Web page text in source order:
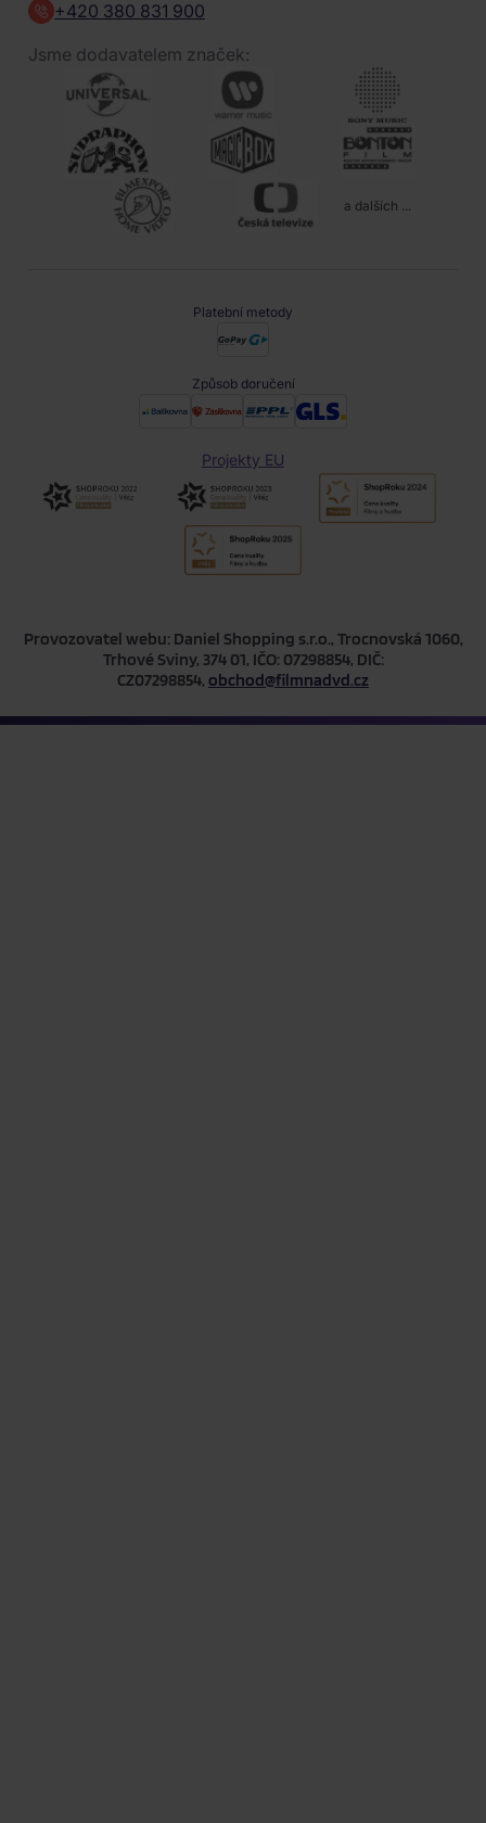
+420 380 831 900
Jsme dodavatelem značek:
a dalších ...
Platební metody
Způsob doručení
Projekty EU
Provozovatel webu: Daniel Shopping s.r.o., Trocnovská 1060,
Trhové Sviny, 374 01, IČO: 07298854, DIČ:
CZ07298854, obchod@filmnadvd.cz